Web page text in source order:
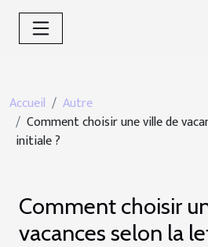
Accueil
Autre
Comment choisir une ville de
initiale ?
Comment choisir
vacances selon la